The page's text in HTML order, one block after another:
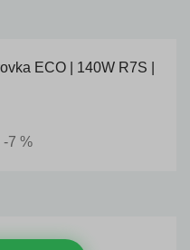
ECO | 140W R7S |
-7 %